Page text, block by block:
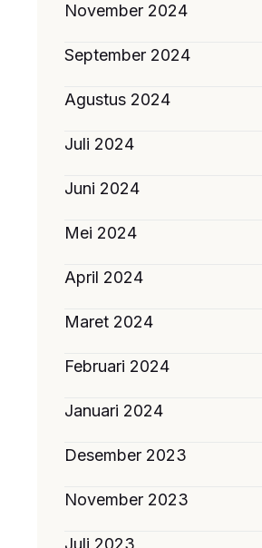
November 2024
September 2024
Agustus 2024
Juli 2024
Juni 2024
Mei 2024
April 2024
Maret 2024
Februari 2024
Januari 2024
Desember 2023
November 2023
Juli 2023